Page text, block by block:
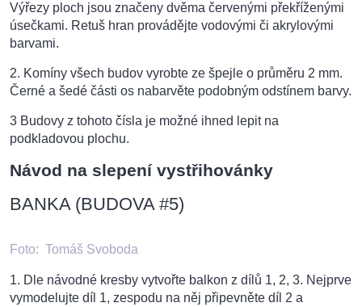
Výřezy ploch jsou značeny dvěma červenými překříženými
úsečkami. Retuš hran provádějte vodovými či akrylovými
barvami.
2. Komíny všech budov vyrobte ze špejle o průměru 2 mm.
Černé a šedé části os nabarvěte podobným odstínem barvy.
3 Budovy z tohoto čísla je možné ihned lepit na
podkladovou plochu.
Návod na slepení vystřihovánky
BANKA (BUDOVA #5)
Foto: Tomáš Svoboda
1. Dle návodné kresby vytvořte balkon z dílů 1, 2, 3. Nejprve
vymodelujte díl 1, zespodu na něj připevněte díl 2 a